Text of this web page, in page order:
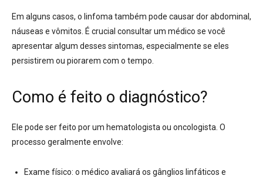
Em alguns casos, o linfoma também pode causar dor abdominal,
náuseas e vômitos. É crucial consultar um médico se você
apresentar algum desses sintomas, especialmente se eles
persistirem ou piorarem com o tempo.
Como é feito o diagnóstico?
Ele pode ser feito por um hematologista ou oncologista. O
processo geralmente envolve:
Exame físico: o médico avaliará os gânglios linfáticos e